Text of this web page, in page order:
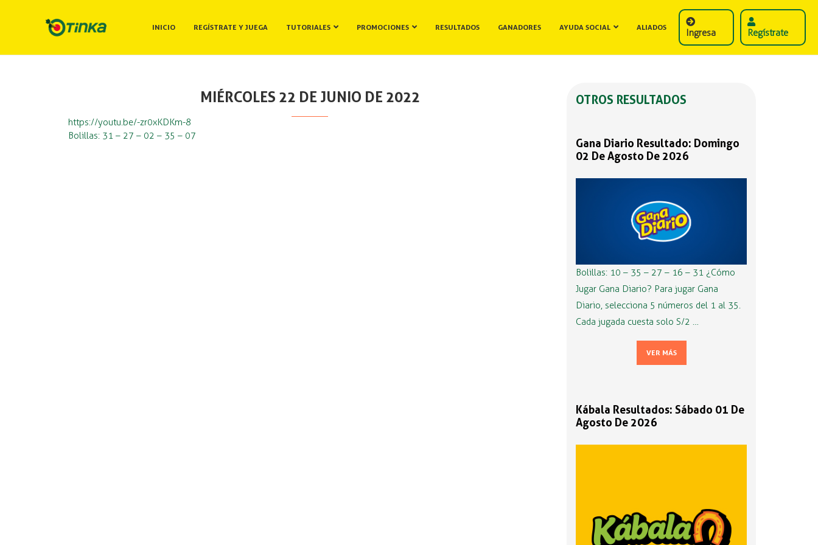
INICIO REGÍSTRATE Y JUEGA TUTORIALES PROMOCIONES RESULTADOS GANADORES AYUDA SOCIAL ALIADOS Ingresa Regístrate
MIÉRCOLES 22 DE JUNIO DE 2022
https://youtu.be/-zr0xKDKm-8
Bolillas: 31 – 27 – 02 – 35 – 07
OTROS RESULTADOS
Gana Diario Resultado: Domingo
02 De Agosto De 2026
Bolillas: 10 – 35 – 27 – 16 – 31 ¿Cómo
Jugar Gana Diario? Para jugar Gana
Diario, selecciona 5 números del 1 al 35.
Cada jugada cuesta solo S/2 …
VER MÁS
Kábala Resultados: Sábado 01 De
Agosto De 2026